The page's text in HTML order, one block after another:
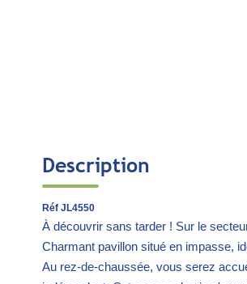
Description
Réf JL4550
À découvrir sans tarder ! Sur le
Charmant pavillon situé en impasse,
Au rez-de-chaussée, vous serez